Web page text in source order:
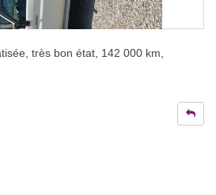
très bon état, 142 000 km,